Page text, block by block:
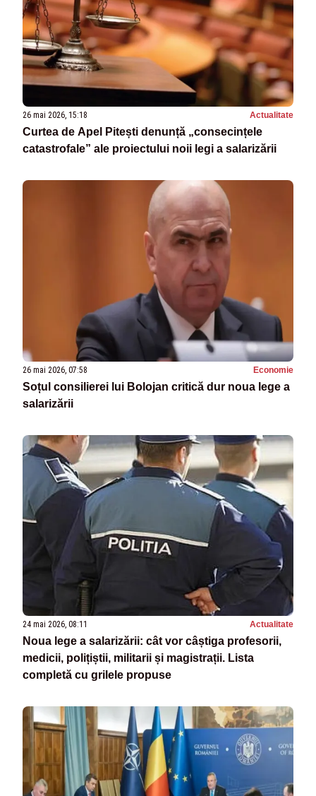
26 mai 2026, 15:18 Actualitate
Curtea de Apel Pitești denunță „consecințele
catastrofale” ale proiectului noii legi a salarizării
26 mai 2026, 07:58 Economie
Soțul consilierei lui Bolojan critică dur noua lege a
salarizării
24 mai 2026, 08:11 Actualitate
Noua lege a salarizării: cât vor câștiga profesorii,
medicii, polițiștii, militarii și magistrații. Lista
completă cu grilele propuse